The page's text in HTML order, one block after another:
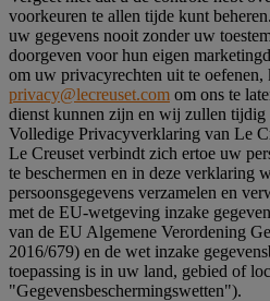
voorkeuren te allen tijde kunt
uw gegevens nooit zonder uw
doorgeven voor hun eigen
om uw privacyrechten uit te oefenen,
privacy@lecreuset.com om ons te
dienst kunnen zijn en wij zullen tijdig
Volledige Privacyverklaring van Le
Le Creuset verbindt zich ertoe uw
te beschermen en in deze verklaring
persoonsgegevens verzamelen en
met de EU-wetgeving inzake
van de EU Algemene Verordening
2016/679) en de wet inzake
toepassing is in uw land, gebied of
"Gegevensbeschermingswetten").